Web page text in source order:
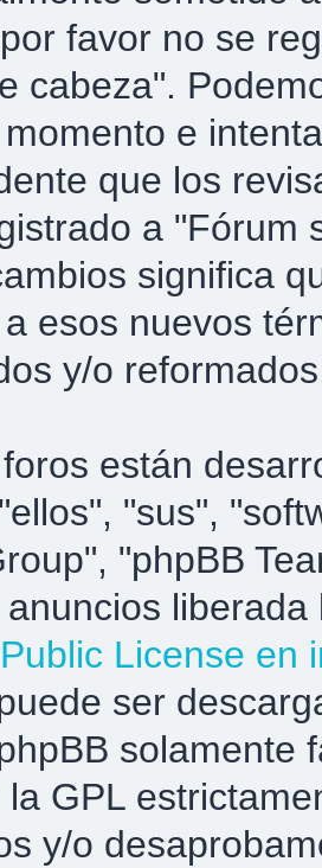
favor no se
cabeza".
e
que los
a "Fórum
significa
esos nuevos
y/o
están
"sus",
"phpBB
liberada
License en
ser
solamente
la GPL
y/o